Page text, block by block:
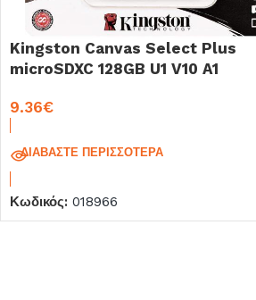
Kingston Canvas Select Plus
microSDXC 128GB U1 V10 A1
9.36€
ΔΙΑΒΆΣΤΕ ΠΕΡΙΣΣΌΤΕΡΑ
Κωδικός: 018966